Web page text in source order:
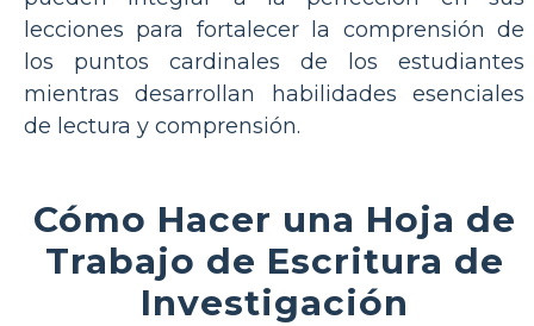
lecciones para fortalecer la comprensión de
los puntos cardinales de los estudiantes
mientras desarrollan habilidades esenciales
de lectura y comprensión.
Cómo Hacer una Hoja de
Trabajo de Escritura de
Investigación